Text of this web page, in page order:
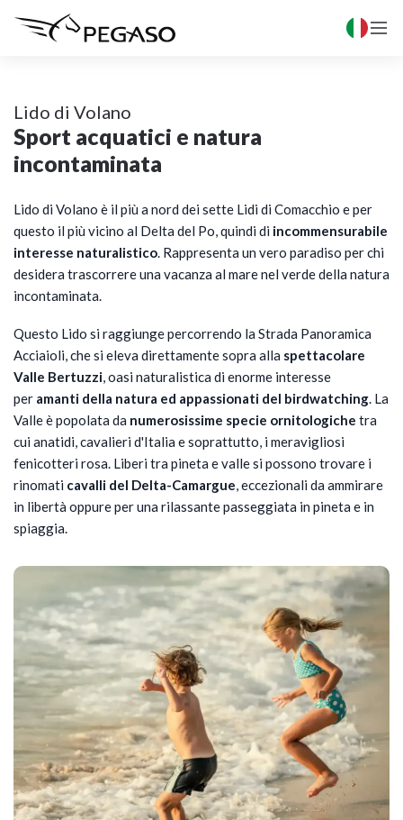

Lido di Volano
Sport acquatici e natura
incontaminata
Lido di Volano è il più a nord dei sette Lidi di Comacchio e per
questo il più vicino al Delta del Po, quindi di incommensurabile
interesse naturalistico. Rappresenta un vero paradiso per chi
desidera trascorrere una vacanza al mare nel verde della natura
incontaminata.
Questo Lido si raggiunge percorrendo la Strada Panoramica
Acciaioli, che si eleva direttamente sopra alla spettacolare
Valle Bertuzzi, oasi naturalistica di enorme interesse
per amanti della natura ed appassionati del birdwatching. La
Valle è popolata da numerosissime specie ornitologiche tra
cui anatidi, cavalieri d'Italia e soprattutto, i meravigliosi
fenicotteri rosa. Liberi tra pineta e valle si possono trovare i
rinomati cavalli del Delta-Camargue, eccezionali da ammirare
in libertà oppure per una rilassante passeggiata in pineta e in
spiaggia.